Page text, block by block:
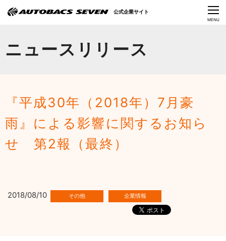
CLOSE
MENU
ニュースリリース
『平成30年（2018年）7月豪
雨』による影響に関するお知ら
せ 第2報（最終）
2018/08/10
公式企業サイト
サステナビリティ
Language